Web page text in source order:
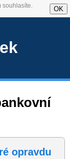
souhlasíte.
OK
opravdu